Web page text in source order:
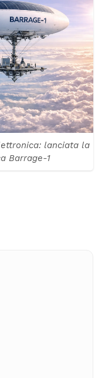
lanciata la
Barrage-1